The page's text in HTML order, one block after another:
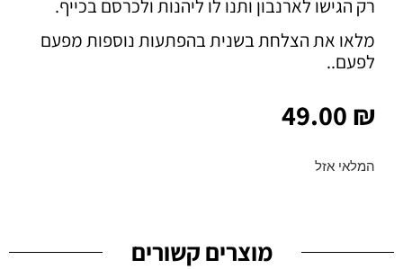
רק הגישו לארנבון ותנו לו ליהנות ולכרסם בכייף.
מלאו את הצלחת בשנית בהפתעות נוספות מפעם
לפעם..
49.00 ₪
המלאי אזל
מוצרים קשורים